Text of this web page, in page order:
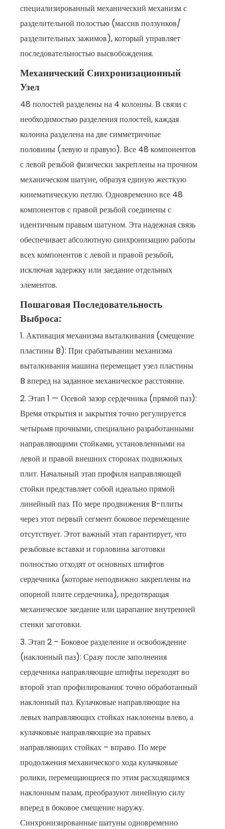
специализированный механический механизм с
разделительной полостью (массив ползунков/
разделительных зажимов), который управляет
последовательностью высвобождения.
Механический Синхронизационный
Узел
48 полостей разделены на 4 колонны. В связи с
необходимостью разделения полостей, каждая
колонна разделена на две симметричные
половины (левую и правую). Все 48 компонентов
с левой резьбой физически закреплены на прочном
механическом шатуне, образуя единую жесткую
кинематическую петлю. Одновременно все 48
компонентов с правой резьбой соединены с
идентичным правым шатуном. Эта надежная связь
обеспечивает абсолютную синхронизацию работы
всех компонентов с левой и правой резьбой,
исключая задержку или заедание отдельных
элементов.
Пошаговая Последовательность
Выброса:
1. Активация механизма выталкивания (смещение
пластины B): При срабатывании механизма
выталкивания машина перемещает узел пластины
B вперед на заданное механическое расстояние.
2. Этап 1 — Осевой зазор сердечника (прямой паз):
Время открытия и закрытия точно регулируется
четырьмя прочными, специально разработанными
направляющими стойками, установленными на
левой и правой внешних сторонах подвижных
плит. Начальный этап профиля направляющей
стойки представляет собой идеально прямой
линейный паз. По мере продвижения B-плиты
через этот первый сегмент боковое перемещение
отсутствует. Этот важный этап гарантирует, что
резьбовые вставки и горловина заготовки
полностью отходят от основных штифтов
сердечника (которые неподвижно закреплены на
опорной плите сердечника), предотвращая
механическое заедание или царапание внутренней
стенки заготовки.
3. Этап 2 – Боковое разделение и освобождение
(наклонный паз): Сразу после заполнения
сердечника направляющие штифты переходят во
второй этап профилирования: точно обработанный
наклонный паз. Кулачковые направляющие на
левых направляющих стойках наклонены влево, а
кулачковые направляющие на правых
направляющих стойках – вправо. По мере
продолжения механического хода кулачковые
ролики, перемещающиеся по этим расходящимся
наклонным пазам, преобразуют линейную силу
вперед в боковое смещение наружу.
Синхронизированные шатуны одновременно